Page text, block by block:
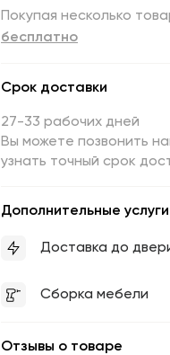
Покупая несколько
бесплатно
Срок доставки
27-33 рабочих дней
Вы можете позвонить
узнать точный срок
Дополнительные услуги
Доставка до
Сборка мебели
Отзывы о товаре